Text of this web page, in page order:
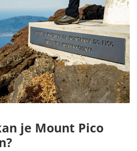
je Mount Pico